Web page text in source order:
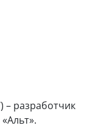
– разработчик